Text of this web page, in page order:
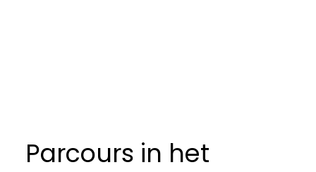
Parcours in het